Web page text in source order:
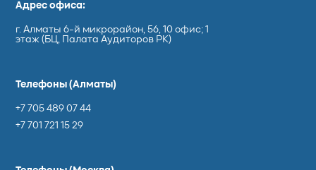
Адрес офиса:
г. Алматы 6-й микрорайон, 56​, 10 офис; 1
этаж (БЦ, Палата Аудиторов РК)
Телефоны (Алматы)
+7 705 489 07 44
+7 701 721 15 29